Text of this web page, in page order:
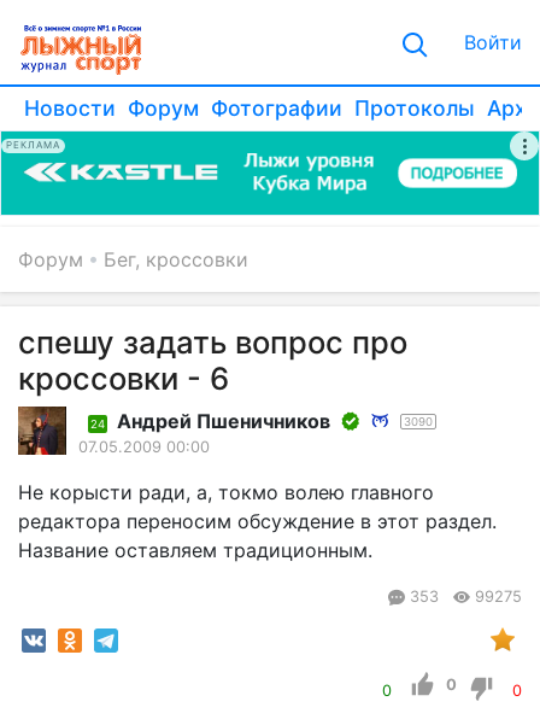
Войти
Новости Форум Фотографии Протоколы
РЕКЛАМА
Форум Бег, кроссовки
спешу задать вопрос про
кроссовки - 6
24 Андрей Пшеничников 3090
07.05.2009 00:00
Не корысти ради, а, токмо волею главного
редактора переносим обсуждение в этот раздел.
Название оставляем традиционным.
353 99275
0 0 0